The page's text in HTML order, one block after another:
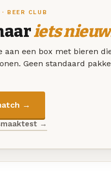
BEER CLUB
iets
aan een box met bieren
Geen standaard
→
→